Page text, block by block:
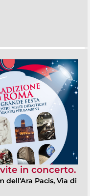
in concerto.
dell'Ara Pacis, Via di